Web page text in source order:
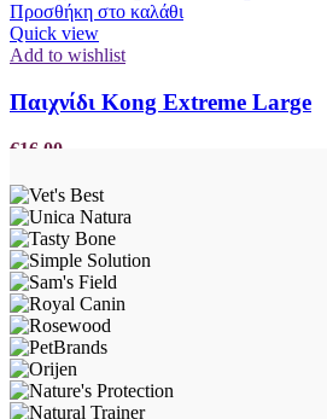
Προσθήκη στο καλάθι
Quick view
Add to wishlist
Παιχνίδι Kong Extreme Large
€16,00